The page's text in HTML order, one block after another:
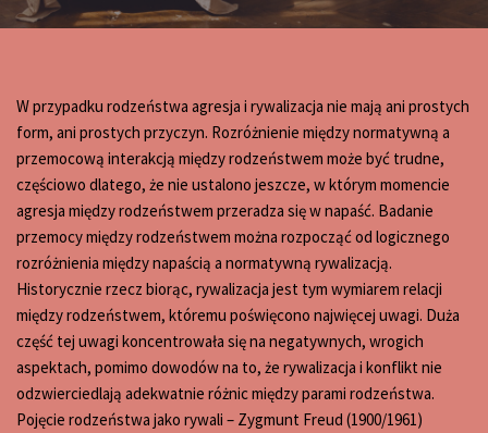
W przypadku rodzeństwa agresja i rywalizacja nie mają ani prostych
form, ani prostych przyczyn. Rozróżnienie między normatywną a
przemocową interakcją między rodzeństwem może być trudne,
częściowo dlatego, że nie ustalono jeszcze, w którym momencie
agresja między rodzeństwem przeradza się w napaść. Badanie
przemocy między rodzeństwem można rozpocząć od logicznego
rozróżnienia między napaścią a normatywną rywalizacją.
Historycznie rzecz biorąc, rywalizacja jest tym wymiarem relacji
między rodzeństwem, któremu poświęcono najwięcej uwagi. Duża
część tej uwagi koncentrowała się na negatywnych, wrogich
aspektach, pomimo dowodów na to, że rywalizacja i konflikt nie
odzwierciedlają adekwatnie różnic między parami rodzeństwa.
Pojęcie rodzeństwa jako rywali – Zygmunt Freud (1900/1961)